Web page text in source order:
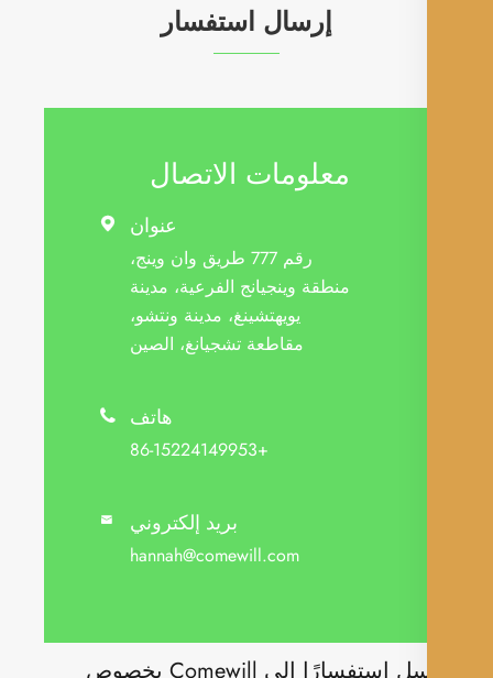
إرسال استفسار
معلومات الاتصال

رقم 777 طريق وان وينج،
منطقة وينجيانج الفرعية، مدينة
يويهتشينغ، مدينة ونتشو،
مقاطعة تشجيانغ، الصين

 بريد إلكتروني
hannah@comewill.com
أرسل استفسارًا إلى Comewill بخصوص